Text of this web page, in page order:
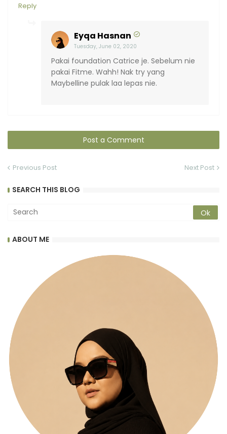
Reply
Eyqa Hasnan
Tuesday, June 02, 2020
Pakai foundation Catrice je. Sebelum nie
pakai Fitme. Wahh! Nak try yang
Maybelline pulak laa lepas nie.
Post a Comment
Previous Post Next Post
SEARCH THIS BLOG
ABOUT ME